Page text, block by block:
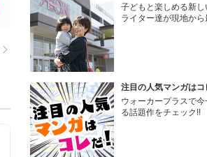
子どもと楽しめる新
ライター達が現地から
注目の人気マンガはコ
ウォーカープラスで
る話題作をチェック!!